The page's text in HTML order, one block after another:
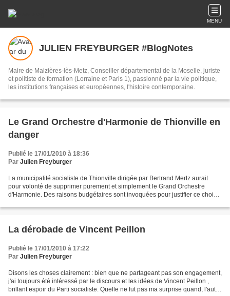
MENU
JULIEN FREYBURGER #BlogNotes
Maire de Maizières-lès-Metz, Conseiller départemental de la Moselle, juriste
et politiste de formation (Lorraine et Paris 1), passionné par la vie politique,
les institutions françaises et européennes, l'histoire contemporaine.
Le Grand Orchestre d'Harmonie de Thionville en
danger
Publié le 17/01/2010 à 18:36
Par Julien Freyburger
La municipalité socialiste de Thionville dirigée par Bertrand Mertz aurait
pour volonté de supprimer purement et simplement le Grand Orchestre
d'Harmonie. Des raisons budgétaires sont invoquées pour justifier ce choix
La dérobade de Vincent Peillon
Publié le 17/01/2010 à 17:22
Par Julien Freyburger
Disons les choses clairement : bien que ne partageant pas son engagement,
j'ai toujours été intéressé par le discours et les idées de Vincent Peillon ,
brillant espoir du Parti socialiste. Quelle ne fut pas ma surprise quand, l'autre